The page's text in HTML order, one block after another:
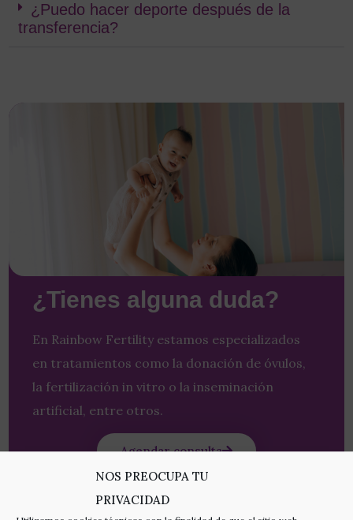
NOS PREOCUPA TU
PRIVACIDAD
¿Puedo hacer deporte después de la
transferencia?
¿Tienes alguna duda?
En Rainbow Fertility estamos especializados
en tratamientos como la donación de óvulos,
la fertilización in vitro o la inseminación
artificial, entre otros.
Agendar consulta